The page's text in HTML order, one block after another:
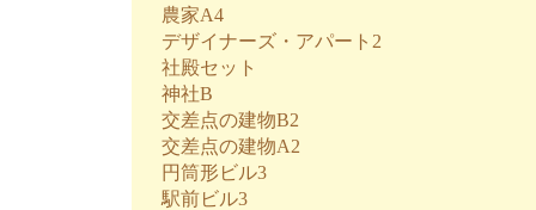
農家A4
デザイナーズ・アパート2
社殿セット
神社B
交差点の建物B2
交差点の建物A2
円筒形ビル3
駅前ビル3